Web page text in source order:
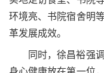
环境亮、书院宿舍明
革发展成效。
同时，徐昌裕强